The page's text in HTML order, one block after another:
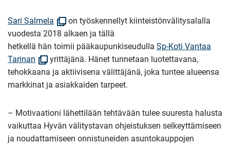
Sari Salmela (Avautuu
uuteen
ikkunaan)
on työskennellyt kiinteistönvälitysalalla
vuodesta 2018 alkaen ja tällä
hetkellä hän toimii pääkaupunkiseudulla Sp-Koti Vantaa
Tarinan (Avautuu
uuteen
ikkunaan)
yrittäjänä. Hänet tunnetaan luotettavana,
tehokkaana ja aktiivisena välittäjänä, joka tuntee alueensa
markkinat ja asiakkaiden tarpeet.
– Motivaationi lähettilään tehtävään tulee suuresta halusta
vaikuttaa Hyvän välitystavan ohjeistuksen selkeyttämiseen
ja noudattamiseen onnistuneiden asuntokauppojen